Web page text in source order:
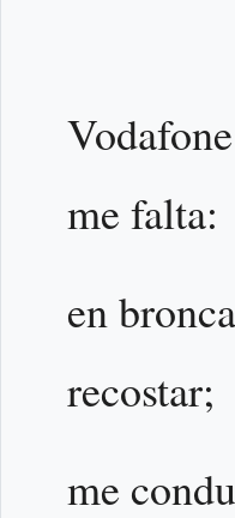
me falta:
en
recostar;
me